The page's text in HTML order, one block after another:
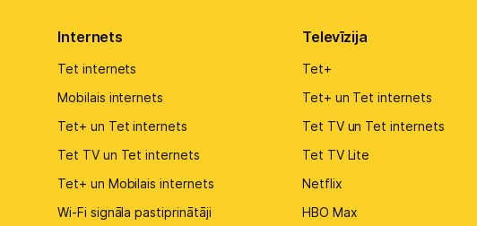
Internets
Tet internets
Mobilais internets
Tet+ un Tet internets
Tet TV un Tet internets
Tet+ un Mobilais internets
Wi-Fi signāla pastiprinātāji
Televīzija
Tet+
Tet+ un Tet internets
Tet TV un Tet internets
Tet TV Lite
Netflix
HBO Max